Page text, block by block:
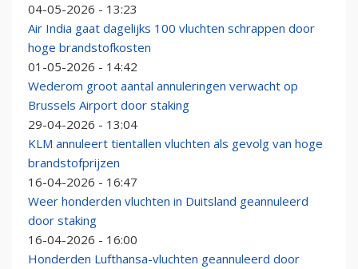
04-05-2026 - 13:23
Air India gaat dagelijks 100 vluchten schrappen door
hoge brandstofkosten
01-05-2026 - 14:42
Wederom groot aantal annuleringen verwacht op
Brussels Airport door staking
29-04-2026 - 13:04
KLM annuleert tientallen vluchten als gevolg van hoge
brandstofprijzen
16-04-2026 - 16:47
Weer honderden vluchten in Duitsland geannuleerd
door staking
16-04-2026 - 16:00
Honderden Lufthansa-vluchten geannuleerd door